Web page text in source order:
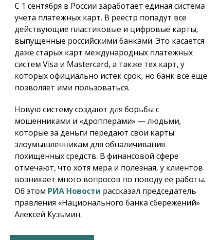
С 1 сентября в России заработает единая система
учета платежных карт. В реестр попадут все
действующие пластиковые и цифровые карты,
выпущенные российскими банками. Это касается
даже старых карт международных платежных
систем Visa и Mastercard, а также тех карт, у
которых официально истек срок, но банк все еще
позволяет ими пользоваться.
Новую систему создают для борьбы с
мошенниками и «дропперами» — людьми,
которые за деньги передают свои карты
злоумышленникам для обналичивания
похищенных средств. В финансовой сфере
отмечают, что хотя мера и полезная, у клиентов
возникает много вопросов по поводу ее работы.
Об этом РИА Новости рассказал председатель
правления «Национального банка сбережений»
Алексей Кузьмин.